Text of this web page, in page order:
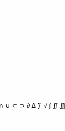
⊂ ⊃ ∂ Δ ∑ √ ∫ ∬ ∭